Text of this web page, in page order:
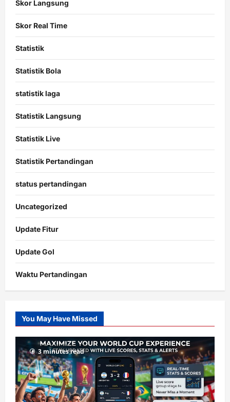
Skor Langsung
Skor Real Time
Statistik
Statistik Bola
statistik laga
Statistik Langsung
Statistik Live
Statistik Pertandingan
status pertandingan
Uncategorized
Update Fitur
Update Gol
Waktu Pertandingan
Slot
Gacor
RTP
terupdate
You May Have Missed
3 minutes read